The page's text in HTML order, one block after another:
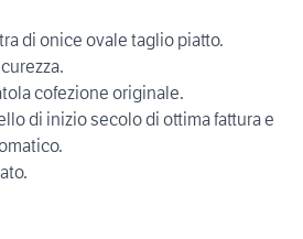
di onice ovale taglio piatto.
cofezione originale.
di inizio secolo di ottima fattura e